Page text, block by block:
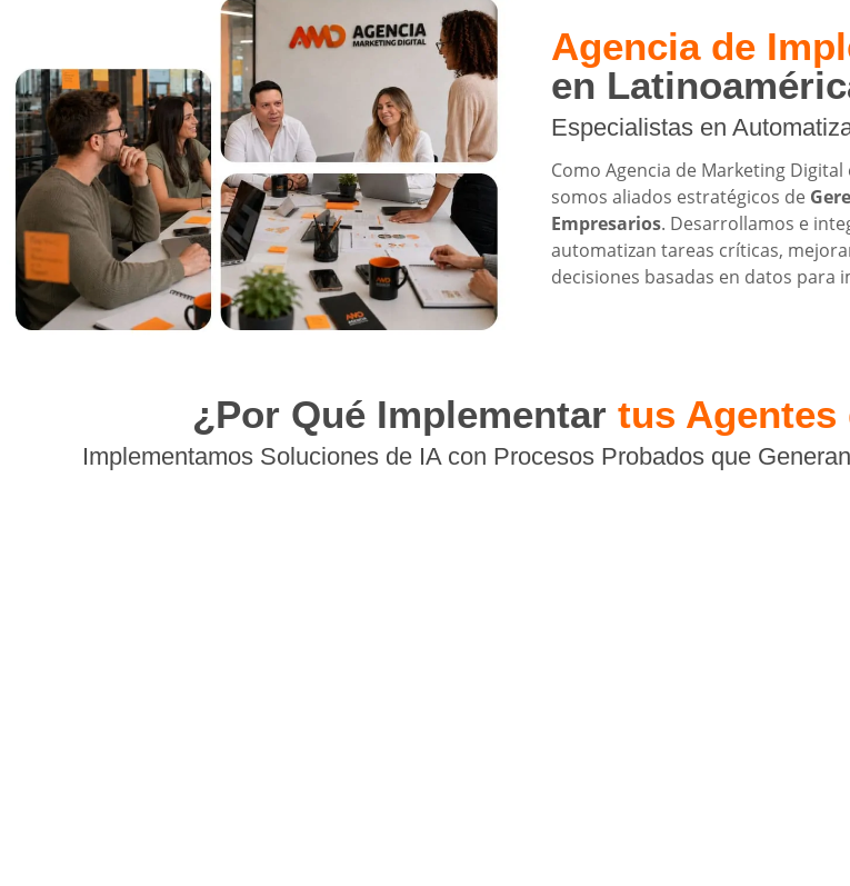
Agencia de
en
Especialistas en
Como Agencia de Marketing
somos aliados estratégicos de
Empresarios. Desarrollamos e
automatizan tareas críticas,
decisiones basadas en datos para
¿Por Qué Implementar tus Agentes
Implementamos Soluciones de IA con Procesos Probados que